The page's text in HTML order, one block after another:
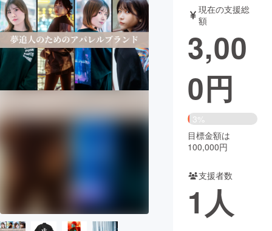
アート・写真 音楽
テクノロジー・ガジェット ゲーム・サ
映像・映画 書籍・雑誌
ビジネス・起業 チャレンジ
CAMPFIRE for Social Good
CAMPFIRE Creation
CAMPFIREふるさと納税
コミュニティ
現在の支援総
額
3,00
0円
3%
目標金額は
100,000円
支援者数
1人